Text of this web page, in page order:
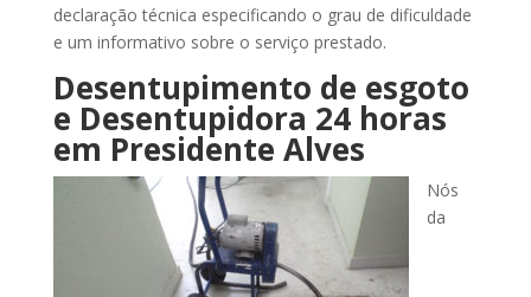
declaração técnica especificando o grau de dificuldade
e um informativo sobre o serviço prestado.
Desentupimento de esgoto
e Desentupidora 24 horas
em Presidente Alves
Nós
da